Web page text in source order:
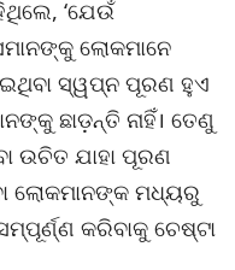
‘ଯେଉଁ
ଲୋକମାନେ
ସ୍ୱପ୍ନ ପୂରଣ ହୁଏ
ଛାଡ଼ନ୍ତି ନାହିଁ। ତେଣୁ
ଉଚିତ ଯାହା ପୂରଣ
ଲୋକମାନଙ୍କ ମଧ୍ୟରୁ
କରିବାକୁ ଚେଷ୍ଟା